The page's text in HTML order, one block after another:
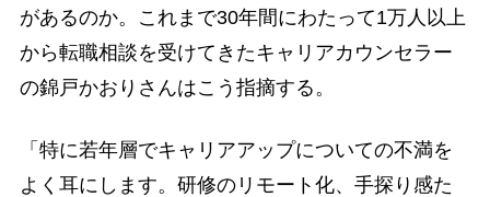
があるのか。これまで30年間にわたって1万人以上
から転職相談を受けてきたキャリアカウンセラー
の錦戸かおりさんはこう指摘する。
「特に若年層でキャリアアップについての不満を
よく耳にします。研修のリモート化、手探り感た